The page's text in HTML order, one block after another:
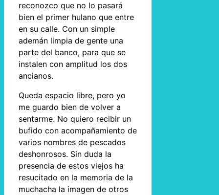
reconozco que no lo pasará
bien el primer hulano que entre
en su calle. Con un simple
ademán limpia de gente una
parte del banco, para que se
instalen con amplitud los dos
ancianos.
Queda espacio libre, pero yo
me guardo bien de volver a
sentarme. No quiero recibir un
bufido con acompañamiento de
varios nombres de pescados
deshonrosos. Sin duda la
presencia de estos viejos ha
resucitado en la memoria de la
muchacha la imagen de otros